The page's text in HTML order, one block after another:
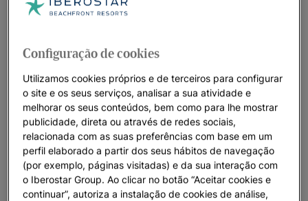
nunca tudo o que o mundo tem para oferecer e que agora
compromisso. Porque agora somos seus hóspedes e
sonhamos em ser melhores convidados. E porque cuidar dele
é cuidar de toda a gente.
Configuração de cookies
Utilizamos cookies próprios e de terceiros para configurar
o site e os seus serviços, analisar a sua atividade e
melhorar os seus conteúdos, bem como para lhe mostrar
publicidade, direta ou através de redes sociais,
relacionada com as suas preferências com base em um
perfil elaborado a partir dos seus hábitos de navegação
(por exemplo, páginas visitadas) e da sua interação com
o Iberostar Group. Ao clicar no botão “Aceitar cookies e
continuar”, autoriza a instalação de cookies de análise,